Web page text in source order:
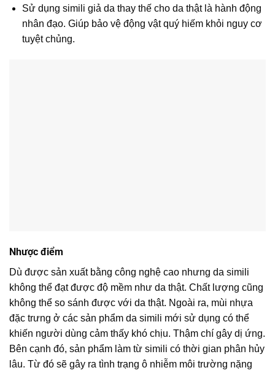
Sử dụng simili giả da thay thế cho da thật là hành động
nhân đạo. Giúp bảo vệ động vật quý hiếm khỏi nguy cơ
tuyệt chủng.
Nhược điểm
Dù được sản xuất bằng công nghệ cao nhưng da simili
không thể đạt được độ mềm như da thật. Chất lượng cũng
không thể so sánh được với da thật. Ngoài ra, mùi nhựa
đặc trưng ở các sản phẩm da simili mới sử dụng có thể
khiến người dùng cảm thấy khó chịu. Thậm chí gây dị ứng.
Bên cạnh đó, sản phẩm làm từ simili có thời gian phân hủy
lâu. Từ đó sẽ gây ra tình trạng ô nhiễm môi trường nặng